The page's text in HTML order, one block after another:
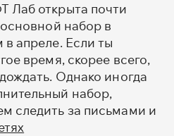
Лаб открыта почти
набор в
апреле. Если ты
время, скорее всего,
Однако иногда
набор,
следить за письмами и